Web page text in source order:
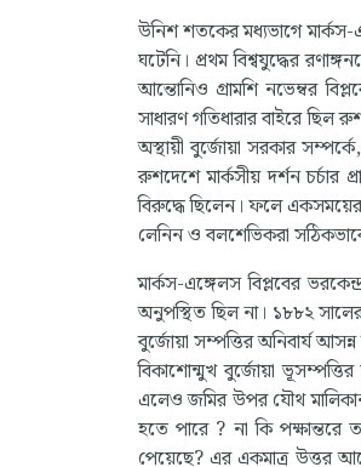
উনিশ শতকের মধ্যভাগে মার্কস-
ঘটেনি। প্রথম বিশ্বযুদ্ধের
আন্তোনিও গ্রামশি নভেম্বর
সাধারণ গতিধারার বাইরে ছিল
অস্থায়ী বুর্জোয়া সরকার সম্পর্কে,
রুশদেশে মার্কসীয় দর্শন চর্চার
বিরুদ্ধে ছিলেন। ফলে একসময়ের
লেনিন ও বলশেভিকরা
মার্কস-এঙ্গেলস বিপ্লবের
অনুপস্থিত ছিল না। ১৮৮২
বুর্জোয়া সম্পত্তির অনিবার্য
বিকাশোন্মুখ বুর্জোয়া
এলেও জমির উপর যৌথ
হতে পারে ? না কি পক্ষান্তরে
পেয়েছে? এর একমাত্র উত্তর